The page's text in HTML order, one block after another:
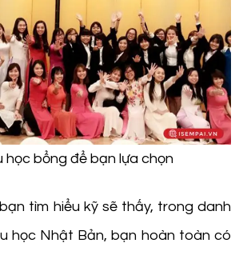
học bổng để bạn lựa chọn
tìm hiểu kỹ sẽ thấy, trong danh
học Nhật Bản, bạn hoàn toàn có